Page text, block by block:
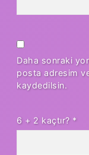
Daha sonraki
posta adresim
kaydedilsin.
6 + 2 kaçtır? *